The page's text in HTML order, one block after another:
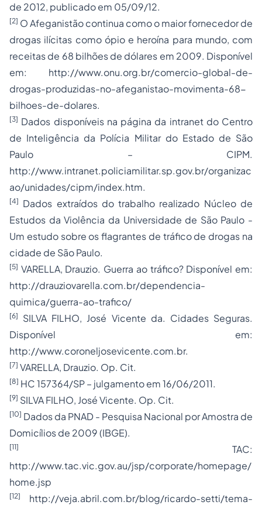
de 2012, publicado em 05/09/12.
[2] O Afeganistão continua como o maior fornecedor de
drogas ilícitas como ópio e heroína para mundo, com
receitas de 68 bilhões de dólares em 2009. Disponível
em: http://www.onu.org.br/comercio-global-de-
drogas-produzidas-no-afeganistao-movimenta-68-
bilhoes-de-dolares.
[3] Dados disponíveis na página da intranet do Centro
de Inteligência da Polícia Militar do Estado de São
Paulo – CIPM.
http://www.intranet.policiamilitar.sp.gov.br/organizac
ao/unidades/cipm/index.htm.
[4] Dados extraídos do trabalho realizado Núcleo de
Estudos da Violência da Universidade de São Paulo -
Um estudo sobre os flagrantes de tráfico de drogas na
cidade de São Paulo.
[5] VARELLA, Drauzio. Guerra ao tráfico? Disponível em:
http://drauziovarella.com.br/dependencia-
quimica/guerra-ao-trafico/
[6]
SILVA FILHO, José Vicente da. Cidades Seguras.
Disponível em:
http://www.coroneljosevicente.com.br.
[7] VARELLA, Drauzio. Op. Cit.
[8] HC 157364/SP – julgamento em 16/06/2011.
[9] SILVA FILHO, José Vicente. Op. Cit.
[10] Dados da PNAD - Pesquisa Nacional por Amostra de
Domicílios de 2009 (IBGE).
[11]
TAC:
http://www.tac.vic.gov.au/jsp/corporate/homepage/
home.jsp
[12]
http://veja.abril.com.br/blog/ricardo-setti/tema-